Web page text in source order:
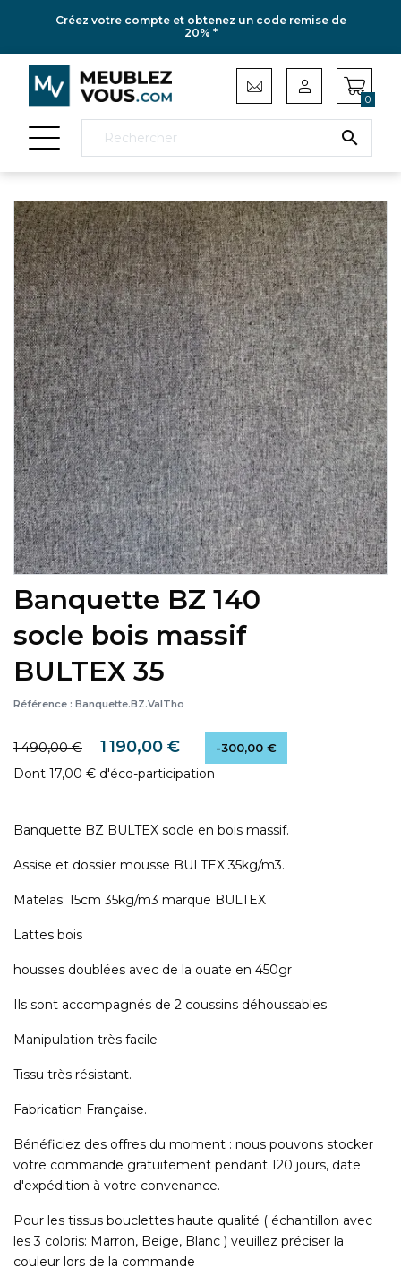
Créez votre compte et obtenez un code remise de
20% *

0
Banquette BZ 140
socle bois massif
BULTEX 35
Référence : Banquette.BZ.ValTho
1 490,00 € 1 190,00 € -300,00 €
Dont 17,00 € d'éco-participation
Banquette BZ BULTEX socle en bois massif.
Assise et dossier mousse BULTEX 35kg/m3.
Matelas: 15cm 35kg/m3 marque BULTEX
Lattes bois
housses doublées avec de la ouate en 450gr
Ils sont accompagnés de 2 coussins déhoussables
Manipulation très facile
Tissu très résistant.
Fabrication Française.
Bénéficiez des offres du moment : nous pouvons stocker
votre commande gratuitement pendant 120 jours, date
d'expédition à votre convenance.
Pour les tissus bouclettes haute qualité ( échantillon avec
les 3 coloris: Marron, Beige, Blanc ) veuillez préciser la
couleur lors de la commande